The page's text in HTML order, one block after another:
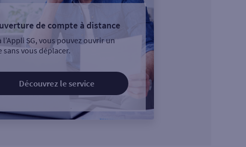
de compte à distance
l’Appli SG, vous pouvez ouvrir un
sans vous déplacer.
Découvrez le service